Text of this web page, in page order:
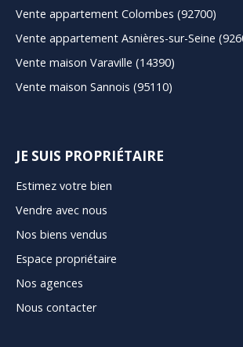
Vente appartement Colombes (92700)
Vente appartement Asnières-sur-Seine
Vente maison Varaville (14390)
Vente maison Sannois (95110)
JE SUIS PROPRIÉTAIRE
Estimez votre bien
Vendre avec nous
Nos biens vendus
Espace propriétaire
Nos agences
Nous contacter